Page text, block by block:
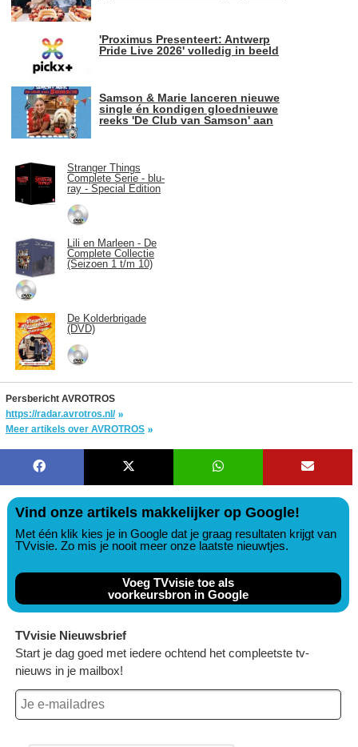
'Proximus Presenteert: Antwerp
Pride Live 2026' volledig in beeld
Samson & Marie lanceren nieuwe
single én kondigen gloednieuwe
reeks 'De Club van Samson' aan
Stranger Things
Complete Serie - blu-
ray - Special Edition
Lili en Marleen - De
Complete Collectie
(Seizoen 1 t/m 10)
De Kolderbrigade
(DVD)
Persbericht AVROTROS
https://radar.avrotros.nl/
Meer artikels over AVROTROS
Vind onze artikels makkelijker op Google!
Met één klik kies je in Google dat je graag resultaten krijgt van
TVvisie. Zo mis je nooit meer onze laatste nieuwtjes.
Voeg TVvisie toe als
voorkeursbron in Google
TVvisie Nieuwsbrief
Start je dag goed met iedere ochtend het compleetste tv-
nieuws in je mailbox!